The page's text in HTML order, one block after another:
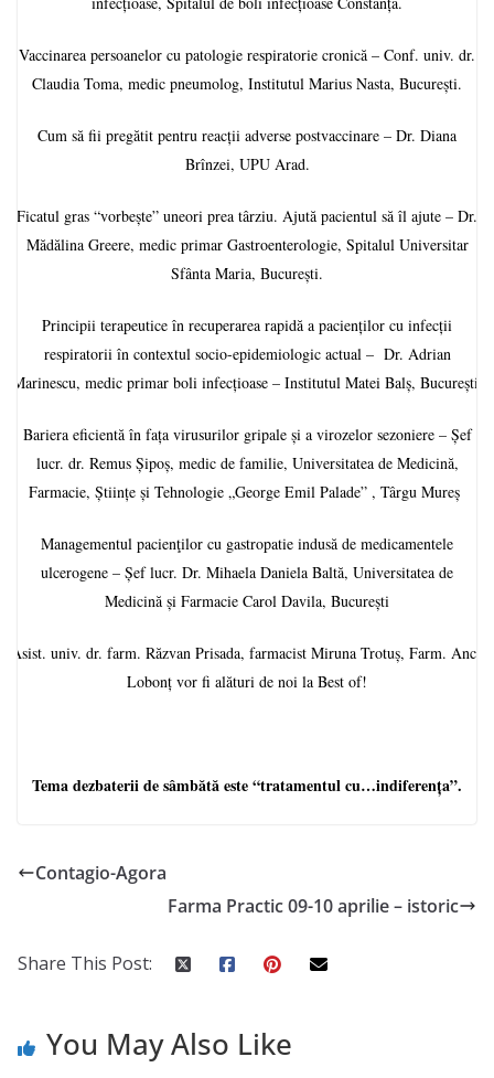
Vaccinarea persoanelor cu patologie respiratorie cronică – Conf. univ. dr.
Claudia Toma, medic pneumolog, Institutul Marius Nasta, București.
Cum să fii pregătit pentru reacții adverse postvaccinare – Dr. Diana
Brînzei, UPU Arad.
Ficatul gras “vorbește” uneori prea târziu. Ajută pacientul să îl ajute – Dr.
Mădălina Greere, medic primar Gastroenterologie, Spitalul Universitar
Sfânta Maria, București.
Principii terapeutice în recuperarea rapidă a pacienților cu infecții
respiratorii în contextul socio-epidemiologic actual – Dr. Adrian
Marinescu, medic primar boli infecțioase – Institutul Matei Balș, București.
Bariera eficientă în fața virusurilor gripale și a virozelor sezoniere – Șef
lucr. dr. Remus Șipoș, medic de familie, Universitatea de Medicină,
Farmacie, Științe și Tehnologie „George Emil Palade” , Târgu Mureș
Managementul pacienţilor cu gastropatie indusă de medicamentele
ulcerogene – Șef lucr. Dr. Mihaela Daniela Baltă, Universitatea de
Medicină și Farmacie Carol Davila, București
Asist. univ. dr. farm. Răzvan Prisada, farmacist Miruna Trotuș, Farm. Anca
Lobonț vor fi alături de noi la Best of!
Tema dezbaterii de sâmbătă este “tratamentul cu…indiferența”.
Contagio-Agora
Farma Practic 09-10 aprilie – istoric
Share This Post:
You May Also Like